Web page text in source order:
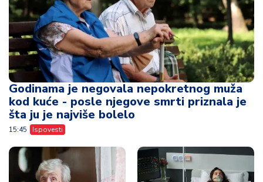
Godinama je negovala nepokretnog muža
kod kuće - posle njegove smrti priznala je
šta ju je najviše bolelo
15:45 Ispovesti